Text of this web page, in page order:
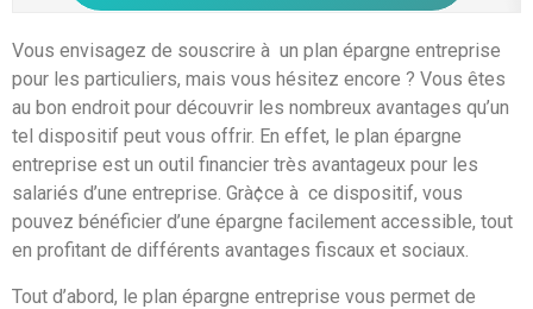
Vous envisagez de souscrire à un plan épargne entreprise
pour les particuliers, mais vous hésitez encore ? Vous êtes
au bon endroit pour découvrir les nombreux avantages qu’un
tel dispositif peut vous offrir. En effet, le plan épargne
entreprise est un outil financier très avantageux pour les
salariés d’une entreprise. Grà¢ce à ce dispositif, vous
pouvez bénéficier d’une épargne facilement accessible, tout
en profitant de différents avantages fiscaux et sociaux.
Tout d’abord, le plan épargne entreprise vous permet de